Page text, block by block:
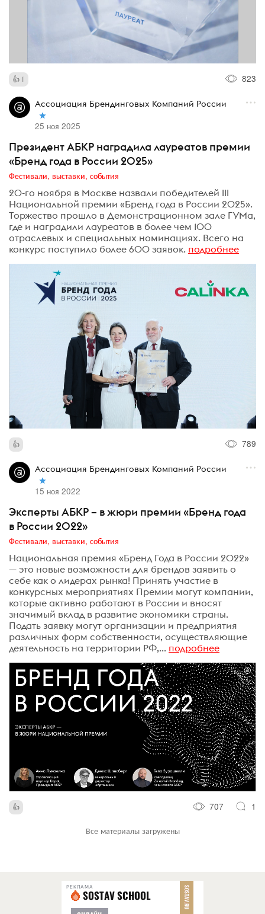
1 823
Ассоциация Брендинговых Компаний России
25 ноя 2025
Президент АБКР наградила лауреатов премии
«Бренд года в России 2025»
Фестивали, выставки, события
20-го ноября в Москве назвали победителей III
Национальной премии «Бренд года в России 2025».
Торжество прошло в Демонстрационном зале ГУМа,
где и наградили лауреатов в более чем 100
отраслевых и специальных номинациях. Всего на
конкурс поступило более 600 заявок. подробнее
789
Ассоциация Брендинговых Компаний России
15 ноя 2022
Эксперты АБКР – в жюри премии «Бренд года
в России 2022»
Фестивали, выставки, события
Национальная премия «Бренд Года в России 2022»
— это новые возможности для брендов заявить о
себе как о лидерах рынка! Принять участие в
конкурсных мероприятиях Премии могут компании,
которые активно работают в России и вносят
значимый вклад в развитие экономики страны.
Подать заявку могут организации и предприятия
различных форм собственности, осуществляющие
деятельность на территории РФ,... подробнее
707 1
Все материалы загружены
РЕКЛАМА